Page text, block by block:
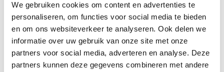
We gebruiken cookies om content en advertenties te
personaliseren, om functies voor social media te bieden
en om ons websiteverkeer te analyseren. Ook delen we
informatie over uw gebruik van onze site met onze
partners voor social media, adverteren en analyse. Deze
partners kunnen deze gegevens combineren met andere
Meer informatie
Maatvoering koppeling 40 x 43mm / M8
Materiaal RVS